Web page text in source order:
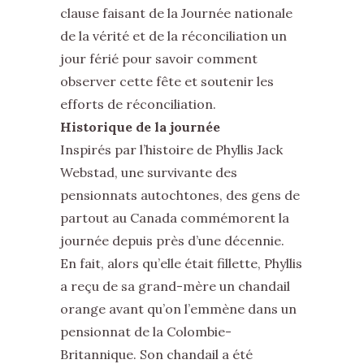
clause faisant de la Journée nationale
de la vérité et de la réconciliation un
jour férié pour savoir comment
observer cette fête et soutenir les
efforts de réconciliation.
Historique de la journée
Inspirés par l’histoire de Phyllis Jack
Webstad, une survivante des
pensionnats autochtones, des gens de
partout au Canada commémorent la
journée depuis près d’une décennie.
En fait, alors qu’elle était fillette, Phyllis
a reçu de sa grand-mère un chandail
orange avant qu’on l’emmène dans un
pensionnat de la Colombie-
Britannique. Son chandail a été